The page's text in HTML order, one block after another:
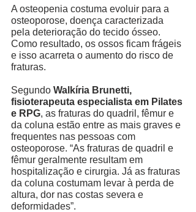
A osteopenia costuma evoluir para a
osteoporose, doença caracterizada
pela deterioração do tecido ósseo.
Como resultado, os ossos ficam frágeis
e isso acarreta o aumento do risco de
fraturas.
Segundo Walkíria Brunetti,
fisioterapeuta especialista em Pilates
e RPG, as fraturas do quadril, fêmur e
da coluna estão entre as mais graves e
frequentes nas pessoas com
osteoporose. “As fraturas de quadril e
fêmur geralmente resultam em
hospitalização e cirurgia. Já as fraturas
da coluna costumam levar à perda de
altura, dor nas costas severa e
deformidades”.